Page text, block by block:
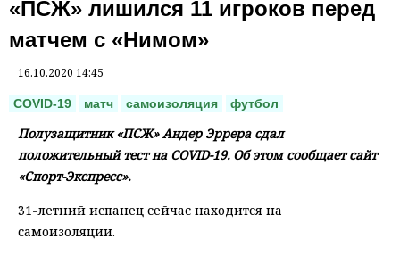
«ПСЖ» лишился 11 игроков перед
матчем с «Нимом»
16.10.2020 14:45
COVID-19 матч самоизоляция футбол
Полузащитник «ПСЖ» Андер Эррера сдал
положительный тест на COVID-19. Об этом сообщает сайт
«Спорт-Экспресс».
31-летний испанец сейчас находится на
самоизоляции.